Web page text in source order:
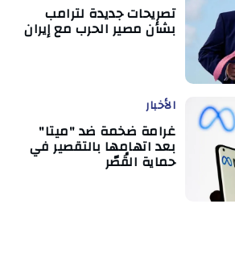
تصريحات جديدة لترامب
بشأن مصير الحرب مع إيران
الأخبار
غرامة ضخمة ضد "ميتا"
بعد اتهامها بالتقصير في
حماية القُصّر